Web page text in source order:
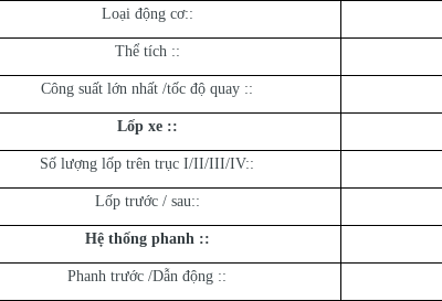
Loại động cơ::
Thể tích ::
Công suất lớn nhất /tốc độ quay ::
Lốp xe ::
Số lượng lốp trên trục I/II/III/IV::
Lốp trước / sau::
Hệ thống phanh ::
Phanh trước /Dẫn động ::